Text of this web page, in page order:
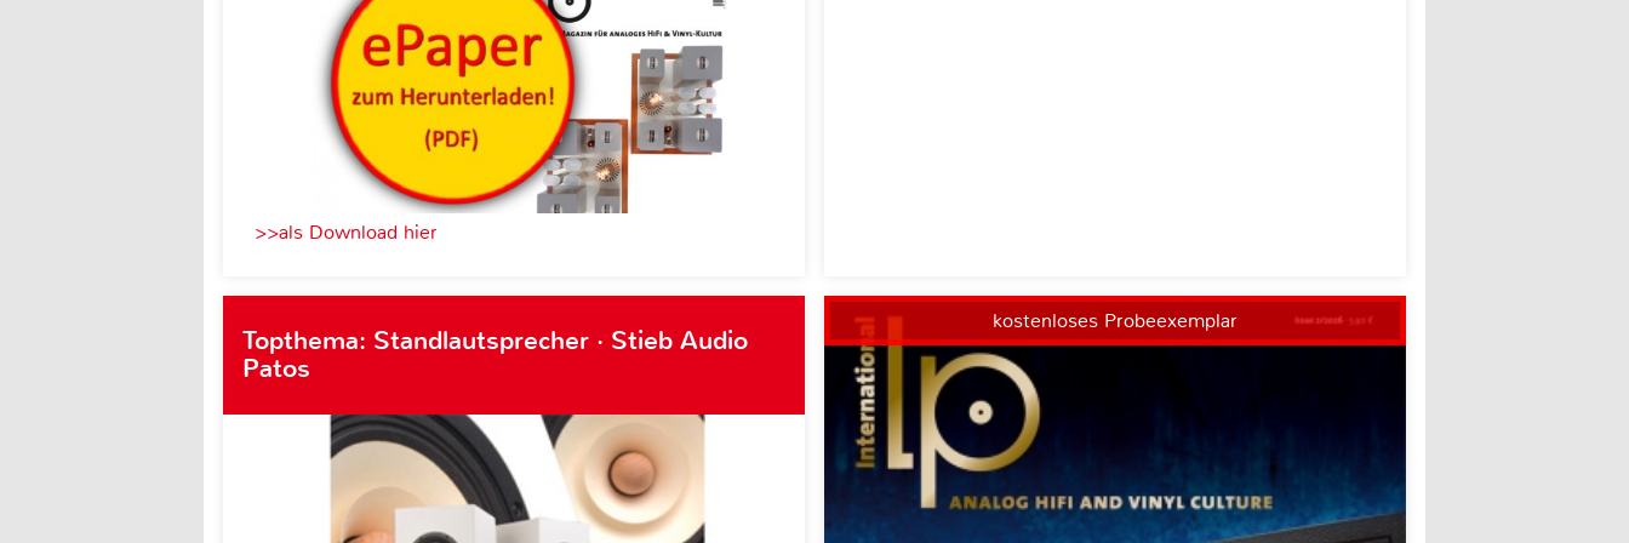
>>als Download hier
Topthema: Standlautsprecher · Stieb Audio
Patos
kostenloses Probeexemplar